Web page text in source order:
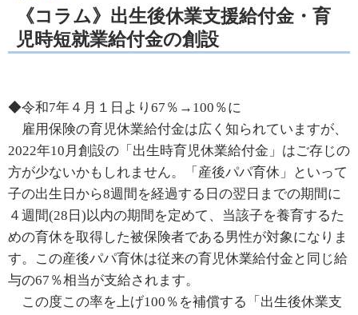
《コラム》出生後休業支援給付金・育
児時短就業給付金の創設
◆令和7年４月１日より67％→100％に
雇用保険の育児休業給付金は広く知られていますが、
2022年10月創設の「出生時育児休業給付金」はご存じの
方が少ないかもしれません。「産後パパ育休」といって
子の出生日から8週間を経過する日の翌日までの期間に
４週間(28日)以内の期間を定めて、当該子を養育するた
めの育休を取得した被保険者である男性が対象になりま
す。この産後パパ育休は従来の育児休業給付金と同じ給
与の67％相当が支給されます。
この度この率を上げ100％を補償する「出生後休業支